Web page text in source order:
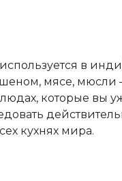
в
мясе, мюсли
которые вы
кухнях мира.